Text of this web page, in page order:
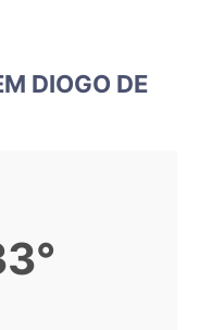
DIOGO DE